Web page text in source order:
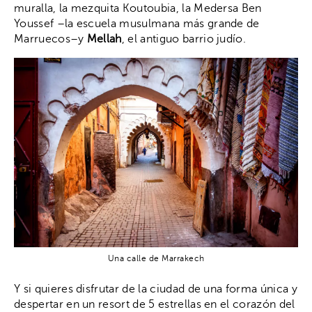
muralla, la mezquita Koutoubia, la Medersa Ben
Youssef –la escuela musulmana más grande de
Marruecos–y Mellah, el antiguo barrio judío.
Una calle de Marrakech
Y si quieres disfrutar de la ciudad de una forma única y
despertar en un resort de 5 estrellas en el corazón del